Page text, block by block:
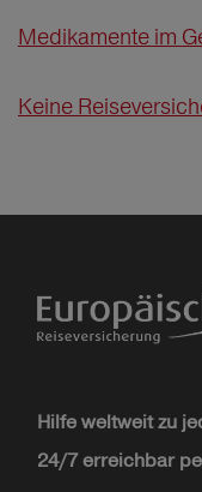
Medikamente im
Keine
Hilfe weltweit zu
24/7 erreichbar